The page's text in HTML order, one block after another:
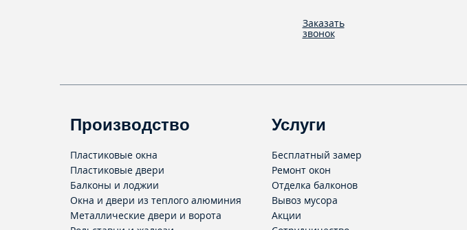
Заказать
звонок
Производство
Пластиковые окна
Пластиковые двери
Балконы и лоджии
Окна и двери из теплого алюминия
Металлические двери и ворота
Услуги
Бесплатный замер
Ремонт окон
Отделка балконов
Вывоз мусора
Акции